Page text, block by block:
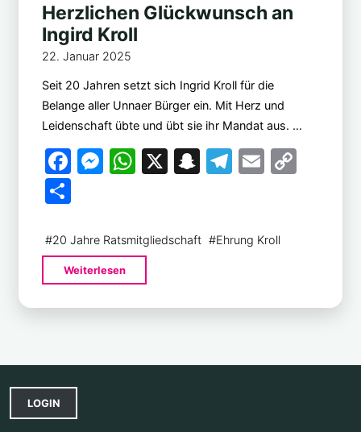
Herzlichen Glückwunsch an
Ingird Kroll
22. Januar 2025
Seit 20 Jahren setzt sich Ingrid Kroll für die
Belange aller Unnaer Bürger ein. Mit Herz und
Leidenschaft übte und übt sie ihr Mandat aus. …
F
a
c
e
b
o
o
M
s
e
n
g
W
s
A
p
p
X S
p
at
T
gr
E
l
C
k
T
le
n
#20 Jahre Ratsmitgliedschaft #Ehrung Kroll
Weiterlesen
Glückwunsch
an
LOGIN